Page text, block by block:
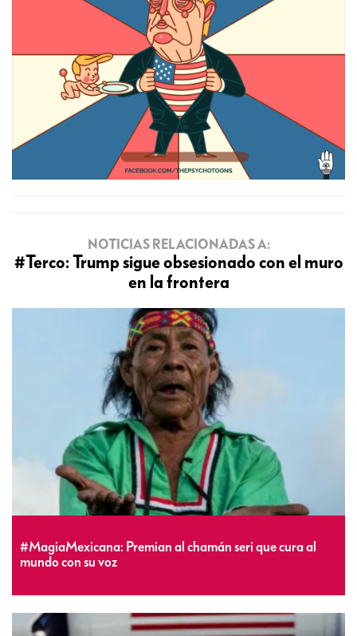
NOTICIAS RELACIONADAS A:
#Terco: Trump sigue obsesionado con el muro
en la frontera
#MagiaMexicana: Premian al chamán seri que cura al
mundo con su voz